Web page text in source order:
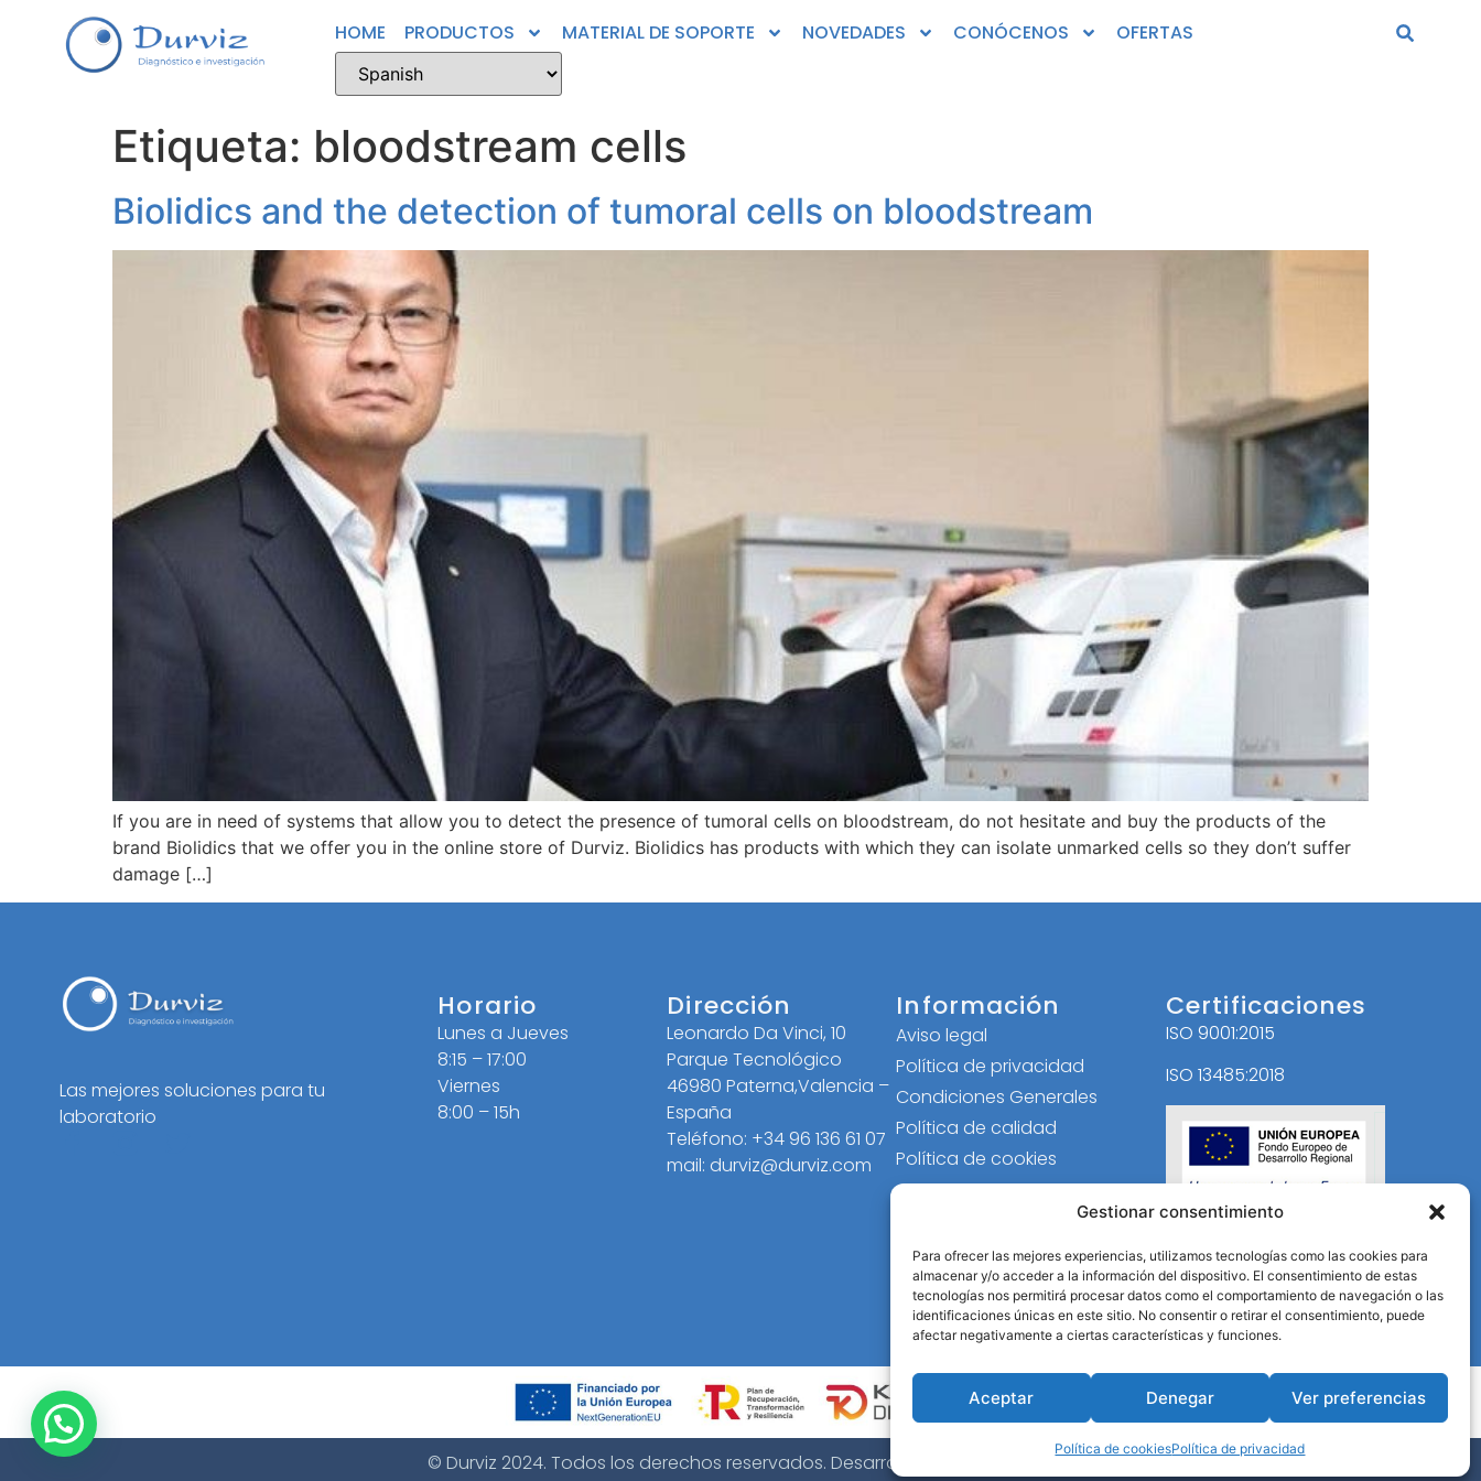
Gestionar consentimiento
Para ofrecer las mejores experiencias, utilizamos tecnologías como las cookies para
almacenar y/o acceder a la información del dispositivo. El consentimiento de estas
tecnologías nos permitirá procesar datos como el comportamiento de navegación o las
identificaciones únicas en este sitio. No consentir o retirar el consentimiento, puede
afectar negativamente a ciertas características y funciones.
Aceptar Denegar Ver preferencias
Política de cookiesPolítica de privacidad
HOME PRODUCTOS MATERIAL DE SOPORTE NOVEDADES CONÓCENOS OFERTAS
Etiqueta: bloodstream cells
Biolidics and the detection of tumoral cells on bloodstream
If you are in need of systems that allow you to detect the presence of tumoral cells on bloodstream, do not hesitate and buy the products of the
brand Biolidics that we offer you in the online store of Durviz. Biolidics has products with which they can isolate unmarked cells so they don’t suffer
damage […]
Las mejores soluciones para tu
laboratorio
Horario
Lunes a Jueves
8:15 – 17:00
Viernes
8:00 – 15h
Dirección
Leonardo Da Vinci, 10
Parque Tecnológico
46980 Paterna,Valencia –
España
Teléfono: +34 96 136 61 07
mail: durviz@durviz.com
Información
Aviso legal
Política de privacidad
Condiciones Generales
Política de calidad
Política de cookies
Certificaciones
ISO 9001:2015
ISO 13485:2018
© Durviz 2024. Todos los derechos reservados. Desarrollo web